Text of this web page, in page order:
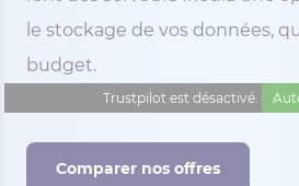
le stockage de vos données,
budget.
Trustpilot est désactivé.
Comparer nos offres